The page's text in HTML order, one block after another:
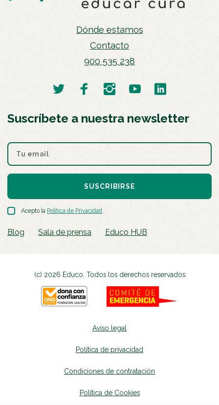
Dónde estamos
Contacto
900 535 238
Suscríbete a nuestra newsletter
SUSCRIBIRSE
Acepto la Política de Privacidad.
Blog Sala de prensa Educo HUB
(c) 2026 Educo. Todos los derechos reservados
Aviso legal
Política de privacidad
Condiciones de contratación
Política de Cookies